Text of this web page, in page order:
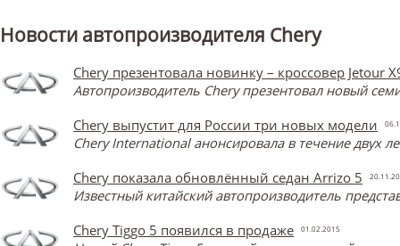
Новости автопроизводителя Chery
Chery презентовала новинку – кроссовер Jetour
Автопроизводитель Chery презентовал новый
Chery выпустит для России три новых модели
Chery International анонсировала в течение двух
Chery показала обновлённый седан Arrizo 5
Известный китайский автопроизводитель
Chery Tiggo 5 появился в продаже
01.02.2015